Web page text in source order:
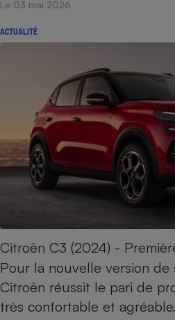
Le 03 mai 2026
ACTUALITÉ
Citroën C3 (2024) -
Pour la nouvelle version de
Citroën réussit le pari de
très confortable et